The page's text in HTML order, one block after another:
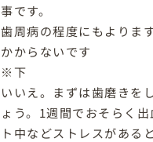
事です。
歯周病の程度にもよりま
かからないです
※下
いいえ。まずは歯磨きを
ょう。1週間でおそらく
ト中などストレスがある